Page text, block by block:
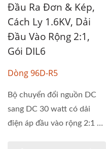
Đầu Ra Đơn & Kép,
Cách Ly 1.6KV, Dải
Đầu Vào Rộng 2:1,
Gói DIL6
Dòng 96D-R5
Bộ chuyển đổi nguồn DC
sang DC 30 watt có dải
điện áp đầu vào rộng 2:1 và